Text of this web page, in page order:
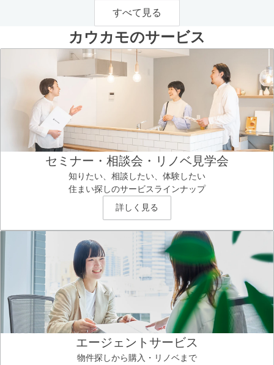
すべて見る
カウカモのサービス
セミナー・相談会・リノベ見学会
知りたい、相談したい、体験したい
住まい探しのサービスラインナップ
詳しく見る
エージェントサービス
物件探しから購入・リノベまで